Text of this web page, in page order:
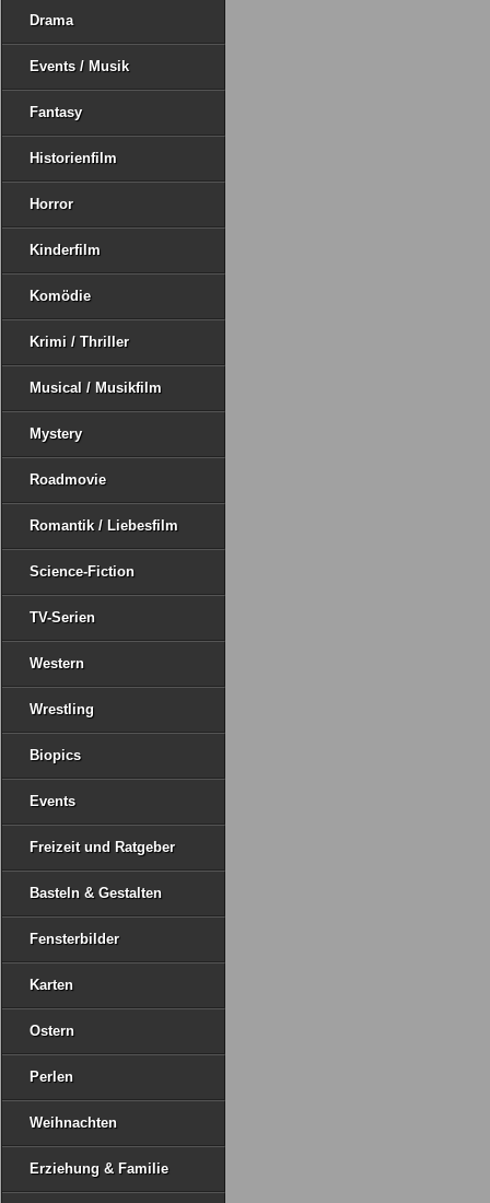
Drama
Events / Musik
Fantasy
Historienfilm
Horror
Kinderfilm
Komödie
Krimi / Thriller
Musical / Musikfilm
Mystery
Roadmovie
Romantik / Liebesfilm
Science-Fiction
TV-Serien
Western
Wrestling
Biopics
Events
Freizeit und Ratgeber
Basteln & Gestalten
Fensterbilder
Karten
Ostern
Perlen
Weihnachten
Erziehung & Familie